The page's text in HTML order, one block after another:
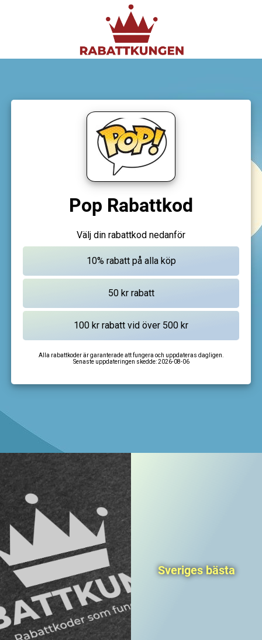
Pop Rabattkod
Välj din rabattkod nedanför
Alla rabattkoder är garanterade att fungera och uppdateras dagligen.
Senaste uppdateringen skedde:2026-08-06
Sveriges bästa